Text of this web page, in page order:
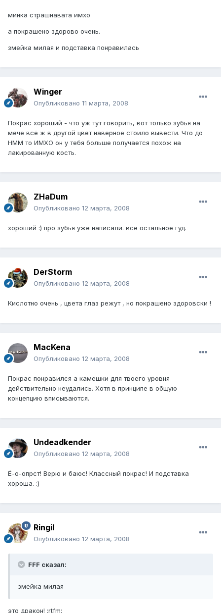
минка страшнавата имхо
а покрашено здорово очень.
змейка милая и подставка понравилась
Winger
Опубликовано 11 марта, 2008
Покрас хороший - что уж тут говорить, вот только зубья на
мече всё ж в другой цвет наверное стоило вывести. Что до
НММ то ИМХО он у тебя больше получается похож на
лакированную кость.
ZHaDum
Опубликовано 12 марта, 2008
хороший :) про зубья уже написали. все остальное гуд.
DerStorm
Опубликовано 12 марта, 2008
Кислотно очень , цвета глаз режут , но покрашено здоровски !
MacKena
Опубликовано 12 марта, 2008
Покрас понравился а камешки для твоего уровня
действительно неудались. Хотя в принципе в общую
концепцию вписываются.
Undeadkender
Опубликовано 12 марта, 2008
Ё-о-опрст! Верю и баюс! Классный покрас! И подставка
хороша. :)
Ringil
Опубликовано 12 марта, 2008
FFF сказал:
змейка милая
это дракон! :rtfm: